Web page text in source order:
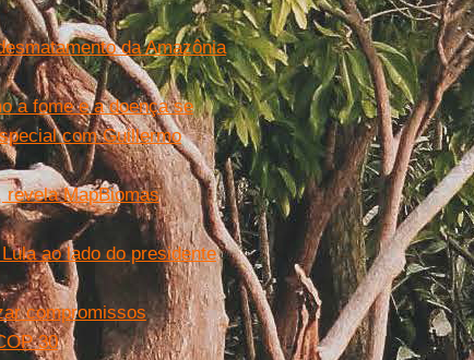
da Amazônia
a fome e a doença se
com Guillermo
revela MapBiomas
ao lado do presidente
compromissos
30